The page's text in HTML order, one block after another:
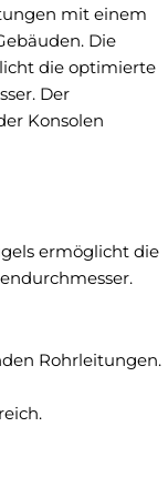
mit einem
Die
die optimierte
Der
Konsolen
ermöglicht die
Rohrleitungen.